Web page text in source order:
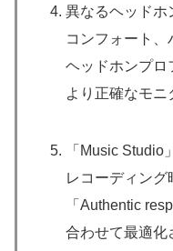
異なるヘッドホ
コンフォート
ヘッドホンプロ
より正確なモニ
「Music
レコーディング
「Authentic
合わせて最適化